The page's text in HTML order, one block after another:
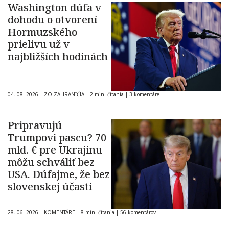
Washington dúfa v
dohodu o otvorení
Hormuzského
prielivu už v
najbližších hodinách
04. 08. 2026 | ZO ZAHRANIČIA | 2 min. čítania | 3 komentáre
Pripravujú
Trumpovi pascu? 70
mld. € pre Ukrajinu
môžu schváliť bez
USA. Dúfajme, že bez
slovenskej účasti
28. 06. 2026 | KOMENTÁRE | 8 min. čítania | 56 komentárov